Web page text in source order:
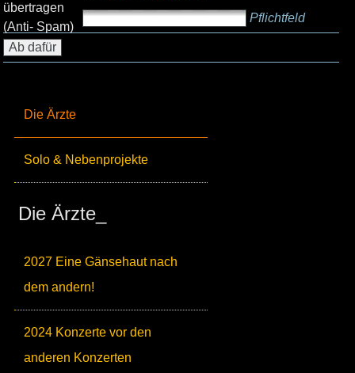
Die Ärzte
Solo & Nebenprojekte
Die Ärzte_
2027 Eine Gänsehaut nach
dem andern!
2024 Konzerte vor den
anderen Konzerten
übertragen
(Anti- Spam)
Pflichtfeld